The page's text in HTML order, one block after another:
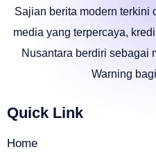
Sajian berita modern terkini
media yang terpercaya,
Nusantara berdiri sebagai
Warning
Quick Link
Home